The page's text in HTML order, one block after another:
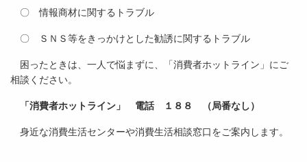
〇 情報商材に関するトラブル
〇 ＳＮＳ等をきっかけとした勧誘に関するトラブル
困ったときは、一人で悩まずに、「消費者ホットライン」にご
相談ください。
「消費者ホットライン」 電話 １８８ （局番なし）
身近な消費生活センターや消費生活相談窓口をご案内します。